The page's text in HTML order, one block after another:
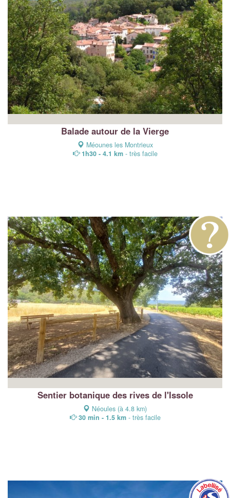
Balade autour de la Vierge
Méounes les Montrieux
1h30 - 4.1 km- très facile
Sentier botanique des rives de l'Issole
Néoules (à 4.8 km)
30 min - 1.5 km- très facile